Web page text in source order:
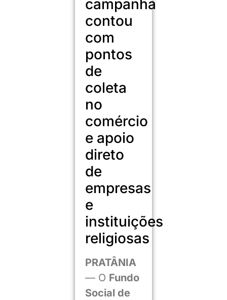
campanha
contou
com
pontos
de
coleta
no
comércio
e apoio
direto
de
empresas
e
instituições
religiosas
PRATÂNIA
— O Fundo
Social de